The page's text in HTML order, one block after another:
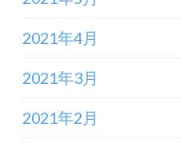
2021年4月
2021年3月
2021年2月